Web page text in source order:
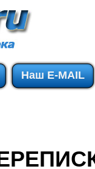
Наш E-MAIL